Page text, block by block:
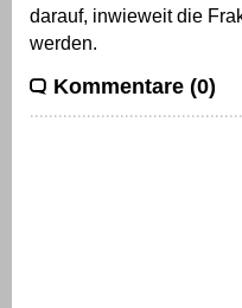
darauf, inwieweit die
werden.
Kommentare (0)